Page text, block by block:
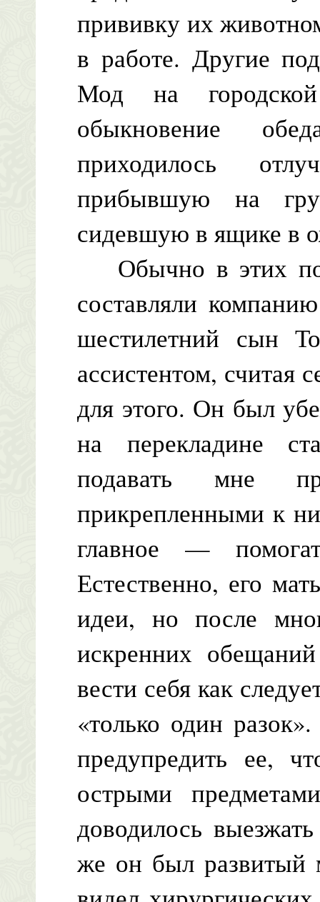
прививку их
в работе. Другие
Мод на
обыкновение
приходилось
прибывшую на
сидевшую в ящике в
Обычно в этих
составляли
шестилетний сын
ассистентом, считая
для этого. Он был
на перекладине
подавать мне
прикрепленными к
главное —
Естественно, его
идеи, но после
искренних
вести себя как
«только один
предупредить ее,
острыми
доводилось
же он был развитый